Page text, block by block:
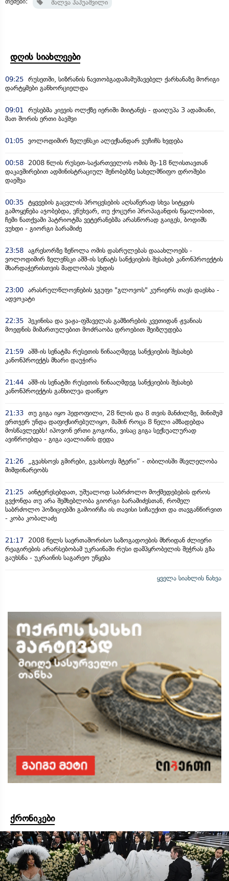
შალვა პაპუაშვილი
დღის სიახლეები
09:25 რუსეთში, სიზრანის ნავთობგადამამუშავებელ ქარხანაზე მორიგი
დარტყმები განხორციელდა
09:01
რუსებმა კიევის ოლქზე იერიში მიიტანეს - დაიღუპა 3 ადამიანი,
მათ შორის ერთი ბავშვი
01:05 ვოლოდიმირ ზელენსკი ალექსანდარ ვუჩიჩს ხვდება
00:58
2008 წლის რუსეთ-საქართველოს ომის მე-18 წლისთავთან
დაკავშირებით ადმინისტრაციულ შენობებზე სახელმწიფო დროშები
დაეშვა
00:35 ტყვეების გაცვლის პროცესების აღსაწერად სხვა სიტყვის
გამოყენება აჯობებდა, ვწუხვარ, თუ ქოცური პროპაგანდის წყალობით,
ჩემი ნათქვამი პატრიოტმა ვეტერანებმა არასწორად გაიგეს, ბოდიშს
ვუხდი - გიორგი ბარამიძე
23:58 აგრესორზე ზეწოლა ომის დასრულებას დააახლოებს -
ვოლოდიმირ ზელენსკი აშშ-ის სენატს სანქციების შესახებ კანონპროექტის
მხარდაჭერისთვის მადლობას უხდის
23:00 არასრულწლოვნების ჯგუფი "გლოვოს" კურიერს თავს დაესხა -
ადვოკატი
22:35 პეკინისა და ვაჟა-ფშაველას გამზირების კვეთიდან ჟვანიას
მოედნის მიმართულებით მოძრაობა დროებით შეიზღუდება
21:59 აშშ-ის სენატმა რუსეთის წინააღმდეგ სანქციების შესახებ
კანონპროექტს მხარი დაუჭირა
21:44 აშშ-ის სენატში რუსეთის წინააღმდეგ სანქციების შესახებ
კანონპროექტის განხილვა დაიწყო
21:33 თუ გიგა იყო პედოფილი, 28 წლის და 8 თვის მანძილზე, მინიმუმ
ერთჯერ უნდა დაფიქსირებულიყო, მაშინ როცა 8 წელი ამზადებდა
მოსწავლეებს! იპოვონ ერთი გოგონა, ვისაც გიგა სექსუალურად
ავიწროებდა - გიგა ავალიანის დედა
21:26
„გვახსოვს გმირები, გვახსოვს მტერი” - თბილისში მსვლელობა
მიმდინარეობს
21:25 აინტერესებდათ, უშუალოდ საბრძოლო მოქმედებების დროს
გვქონდა თუ არა შემხებლობა გიორგი ბარამიძესთან, რომელ
საბრძოლო პოზიციებში გამოირჩა ის თავისი სიჩაუქით და თავგანწირვით
- კობა კობალაძე
21:17
2008 წელს საერთაშორისო საზოგადოების მხრიდან ძლიერი
რეაგირების არარსებობამ უკრაინაში რუსი დამპყრობელის შეჭრას გზა
გაუხსნა - უკრაინის საგარეო უწყება
ყველა სიახლის ნახვა
ქრონიკები